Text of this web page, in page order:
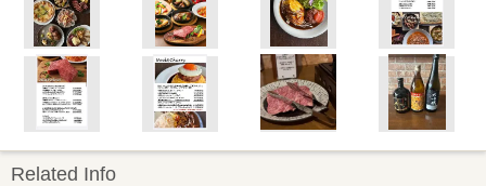
Related Info